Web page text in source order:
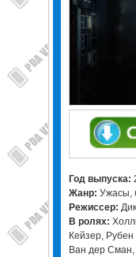
Год выпуска:
Жанр: Ужасы,
Режиссер:
В ролях:
Кейзер,
Ван дер